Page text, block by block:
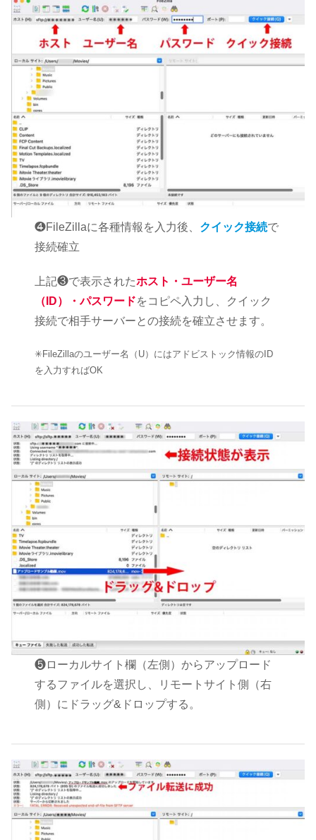
❹FileZillaに各種情報を入力後、 クイック接続で
接続確立
上記❸で表示されたホスト・ユーザー名
（ID）・パスワードをコピペ入力し、クイック
接続で相手サーバーとの接続を確立させます。
✳︎FileZillaのユーザー名（U）にはアドビストック情報のID
を入力すればOK
❺ローカルサイト欄（左側）からアップロード
するファイルを選択し、リモートサイト側（右
側）にドラッグ&ドロップする。